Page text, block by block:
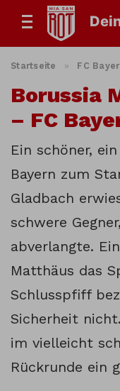
Startseite » FC
Borussia
– FC
Ein schöner,
Bayern zum
Gladbach
schwere
abverlangte.
Matthäus das
Schlusspfiff
Sicherheit
im vielleicht
Rückrunde ein